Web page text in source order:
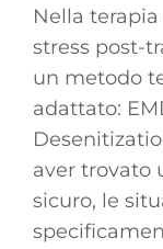
Nella
stress post-
un metodo
adattato:
aver trovato
sicuro, le